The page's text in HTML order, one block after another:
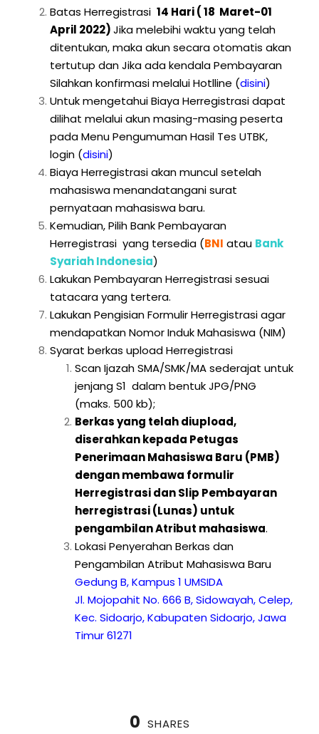
Batas Herregistrasi 14 Hari ( 18 Maret-01
April 2022)Jika melebihi waktu yang telah
ditentukan, maka akun secara otomatis akan
tertutup dan Jika ada kendala Pembayaran
Silahkan konfirmasi melalui Hotlline (disini)
Untuk mengetahui Biaya Herregistrasi dapat
dilihat melalui akun masing-masing peserta
pada Menu Pengumuman Hasil Tes UTBK,
login (disini)
Biaya Herregistrasi akan muncul setelah
mahasiswa menandatangani surat
pernyataan mahasiswa baru.
Kemudian, Pilih Bank Pembayaran
Herregistrasi yang tersedia (BNI atau Bank
Syariah Indonesia)
Lakukan Pembayaran Herregistrasi sesuai
tatacara yang tertera.
Lakukan Pengisian Formulir Herregistrasi agar
mendapatkan Nomor Induk Mahasiswa (NIM)
Syarat berkas upload Herregistrasi
Scan Ijazah SMA/SMK/MA sederajat untuk
jenjang S1 dalam bentuk JPG/PNG
(maks. 500 kb);
Berkas yang telah diupload,
diserahkan kepada Petugas
Penerimaan Mahasiswa Baru (PMB)
dengan membawa formulir
Herregistrasi dan Slip Pembayaran
herregistrasi (Lunas) untuk
pengambilan Atribut mahasiswa.
Lokasi Penyerahan Berkas dan
Pengambilan Atribut Mahasiswa Baru
Gedung B, Kampus 1 UMSIDA
Jl. Mojopahit No. 666 B, Sidowayah, Celep,
Kec. Sidoarjo, Kabupaten Sidoarjo, Jawa
Timur 61271
0 SHARES